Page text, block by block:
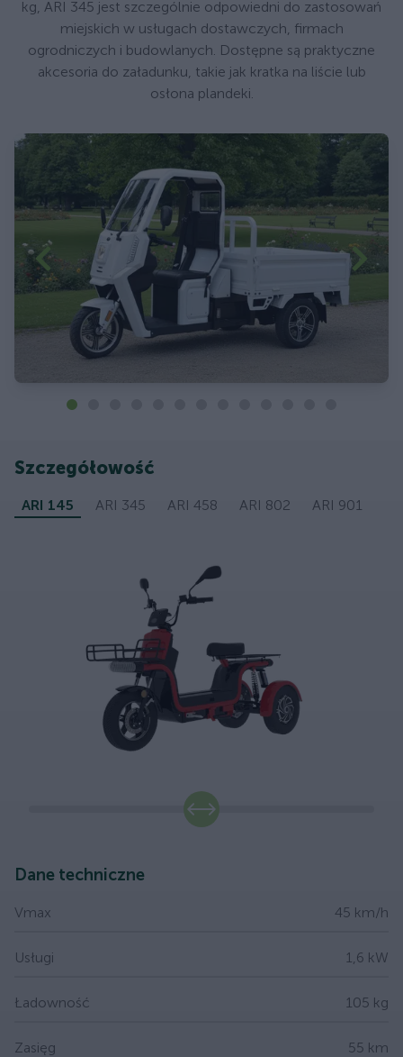
kg, ARI 345 jest szczególnie odpowiedni do zastosowań
miejskich w usługach dostawczych, firmach
ogrodniczych i budowlanych. Dostępne są praktyczne
akcesoria do załadunku, takie jak kratka na liście lub
osłona plandeki.
Szczegółowość
ARI 145 ARI 345 ARI 458 ARI 802 ARI 901
Dane techniczne
Vmax 45 km/h
Usługi 1,6 kW
Ładowność 105 kg
Zasięg 55 km